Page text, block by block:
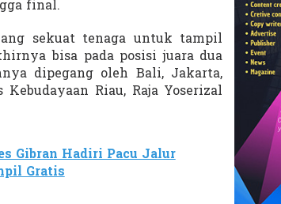
final.
sekuat tenaga untuk tampil
bisa pada posisi juara dua
dipegang oleh Bali, Jakarta,
Riau, Raja Yoserizal
Gibran Hadiri Pacu Jalur
Gratis